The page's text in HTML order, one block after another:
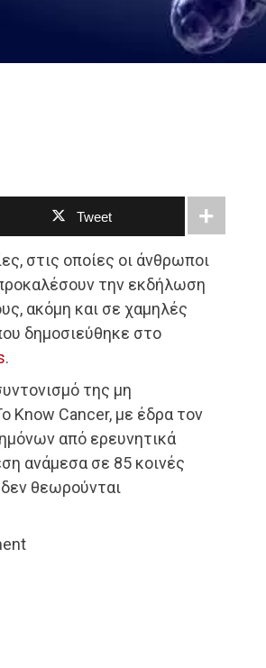
Tweet
στις οποίες οι άνθρωποι
την εκδήλωση
ακόμη και σε χαμηλές
δημοσιεύθηκε στο
.
της μη
Know Cancer, με έδρα τον
από ερευνητικά
ανάμεσα σε 85 κοινές
θεωρούνται